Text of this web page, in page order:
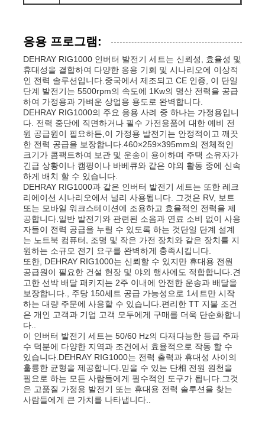
응용 프로그램:
DEHRAY RIG1000 인버터 발전기 세트는 신뢰성, 효율성 및
휴대성을 결합하여 다양한 응용 기회 및 시나리오에 이상적
인 전력 솔루션입니다.중국에서 제조되고 CE 인증, 이 단일
단계 발전기는 5500rpm의 속도에 1Kw의 명산 전력을 공급
하여 가정용과 가벼운 상업용 용도로 완벽합니다.
DEHRAY RIG1000의 주요 응용 사례 중 하나는 가정용입니
다. 전력 중단에 직면하거나 필수 가전용품에 대한 예비 전
원 공급원이 필요하든,이 가정용 발전기는 안정적이고 깨끗
한 전력 공급을 보장합니다.460×259×395mm의 전체적인
크기가 콤팩트하여 보관 및 운송이 용이하며 주택 소유자가
긴급 상황이나 캠핑이나 바베큐와 같은 야외 활동 중에 신속
하게 배치 할 수 있습니다.
DEHRAY RIG1000과 같은 인버터 발전기 세트는 또한 레크
리에이션 시나리오에서 널리 사용됩니다. 그것은 RV, 보트
또는 모바일 워크스테이션에 조용하고 효율적인 전력을 제
공합니다.일반 발전기와 관련된 소음과 연료 소비 없이 사용
자들이 전력 공급을 누릴 수 있도록 하는 것단일 단계 설계
는 노트북 컴퓨터, 조명 및 작은 가전 장치와 같은 장치를 지
원하는 소규모 전기 요구를 완벽하게 충족시킵니다.
또한, DEHRAY RIG1000는 신뢰할 수 있지만 휴대용 전원
공급원이 필요한 건설 현장 및 야외 행사에도 적합합니다.견
고한 선박 배달 패키지는 2주 이내에 안전한 운송과 배달을
보장합니다., 주당 150세트 공급 가능성으로 1세트만 시작
하는 대량 주문에 사용할 수 있습니다.편리한 TT 지불 조건
은 개인 고객과 기업 고객 모두에게 구매를 더욱 단순화합니
다..
이 인버터 발전기 세트는 50/60 Hz의 다재다능한 등급 주파
수 덕분에 다양한 지역과 조건에서 효율적으로 작동 할 수
있습니다.DEHRAY RIG1000는 전력 출력과 휴대성 사이의
훌륭한 균형을 제공합니다.믿을 수 있는 단相 전원 원천을
필요로 하는 모든 사람들에게 필수적인 도구가 됩니다.그것
은 고품질 가정용 발전기 또는 휴대용 전력 솔루션을 찾는
사람들에게 큰 가치를 나타냅니다..